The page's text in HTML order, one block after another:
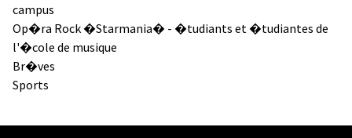
campus
Op�ra Rock �Starmania� - �tudiants et �tudiantes de
l'�cole de musique
Br�ves
Sports